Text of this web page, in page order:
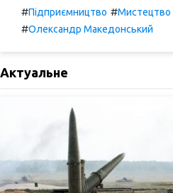
#Підприємництво #Мистецтво
#Олександр Македонський
Актуальне